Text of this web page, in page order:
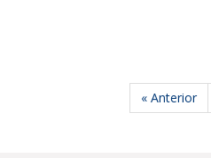
« Anterior